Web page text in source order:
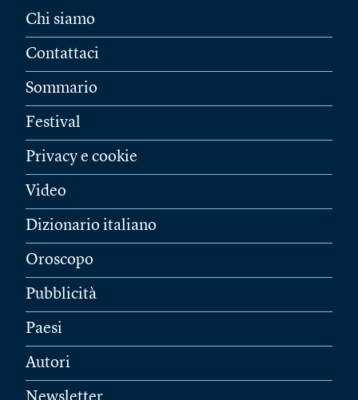
Chi siamo
Contattaci
Sommario
Festival
Privacy e cookie
Video
Dizionario italiano
Oroscopo
Pubblicità
Paesi
Autori